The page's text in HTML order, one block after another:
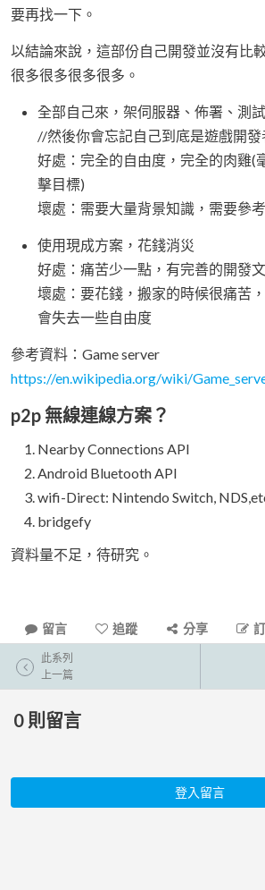
要再找一下。
以結論來說，這部份自己開發並沒有比
很多很多很多很多。
全部自己來，架伺服器、佈署、測
//然後你會忘記自己到底是遊戲開發
好處：完全的自由度，完全的肉雞(
擊目標)
壞處：需要大量背景知識，需要參
使用現成方案，花錢消災
好處：痛苦少一點，有完善的開發
壞處：要花錢，搬家的時候很痛苦
會失去一些自由度
參考資料：Game server
https://en.wikipedia.org/wiki/
p2p 無線連線方案？
Nearby Connections API
Android Bluetooth API
wifi-Direct: Nintendo Switch,
bridgefy
資料量不足，待研究。
留言 追蹤 分享
此系列
上一篇
0 則留言
登入留言